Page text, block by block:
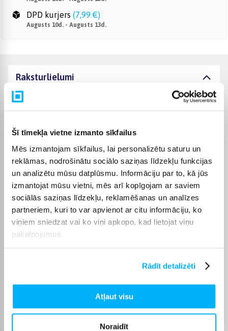
Šī tīmekļa vietne izmanto sīkfailus
Mēs izmantojam sīkfailus, lai personalizētu saturu un
reklāmas, nodrošinātu sociālo saziņas līdzekļu funkcijas
un analizētu mūsu datplūsmu. Informāciju par to, kā jūs
izmantojat mūsu vietni, mēs arī kopīgojam ar saviem
sociālās saziņas līdzekļu, reklamēšanas un analīzes
partneriem, kuri to var apvienot ar citu informāciju, ko
viņiem sniedzat vai ko viņi apkopo, kad lietojat viņu
pakalpojumus.
Rādīt detalizēti
Atļaut visu
Noraidīt
DPD kurjers (7,99 €)
Augusts 10d. - Augusts 13d.
Raksturlielumi
Ražotājs
Komplektēšanas valsts Latvija
Operētājsistēma Be OS
Cietā diska ietilpība 250 GB
Operatīvā atmiņa, (RAM) 16 GB
Videokarte
AMD Ryzen 7
Preces apraksts